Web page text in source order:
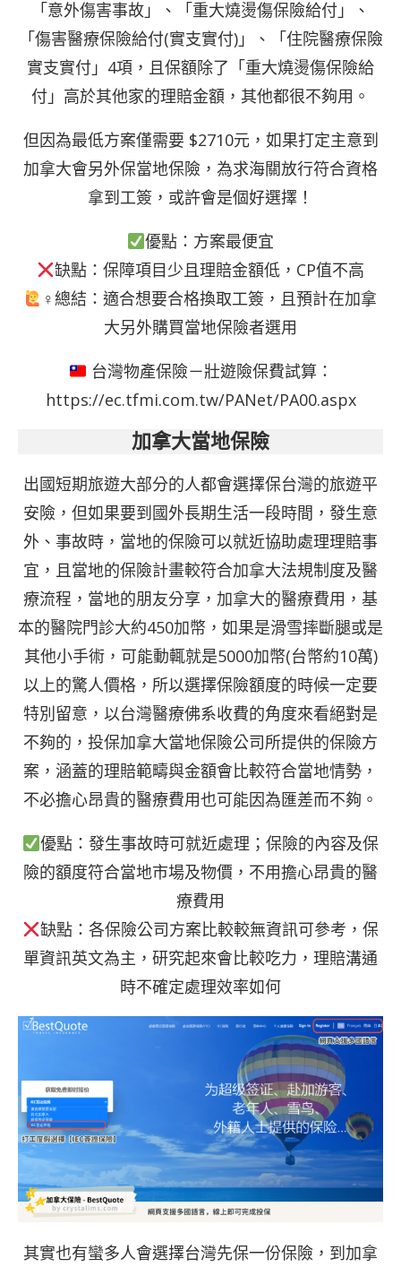
「意外傷害事故」、「重大燒燙傷保險給付」、
「傷害醫療保險給付(實支實付)」、「住院醫療保險
實支實付」4項，且保額除了「重大燒燙傷保險給
付」高於其他家的理賠金額，其他都很不夠用。
但因為最低方案僅需要 $2710元，如果打定主意到
加拿大會另外保當地保險，為求海關放行符合資格
拿到工簽，或許會是個好選擇！
優點：方案最便宜
缺點：保障項目少且理賠金額低，CP值不高
‍♀總結：適合想要合格換取工簽，且預計在加拿
大另外購買當地保險者選用
台灣物產保險－壯遊險保費試算：
https://ec.tfmi.com.tw/PANet/PA00.aspx
加拿大當地保險
出國短期旅遊大部分的人都會選擇保台灣的旅遊平
安險，但如果要到國外長期生活一段時間，發生意
外、事故時，當地的保險可以就近協助處理理賠事
宜，且當地的保險計畫較符合加拿大法規制度及醫
療流程，當地的朋友分享，加拿大的醫療費用，基
本的醫院門診大約450加幣，如果是滑雪摔斷腿或是
其他小手術，可能動輒就是5000加幣(台幣約10萬)
以上的驚人價格，所以選擇保險額度的時候一定要
特別留意，以台灣醫療佛系收費的角度來看絕對是
不夠的，投保加拿大當地保險公司所提供的保險方
案，涵蓋的理賠範疇與金額會比較符合當地情勢，
不必擔心昂貴的醫療費用也可能因為匯差而不夠。
優點：發生事故時可就近處理；保險的內容及保
險的額度符合當地市場及物價，不用擔心昂貴的醫
療費用
缺點：各保險公司方案比較較無資訊可參考，保
單資訊英文為主，研究起來會比較吃力，理賠溝通
時不確定處理效率如何
其實也有蠻多人會選擇台灣先保一份保險，到加拿